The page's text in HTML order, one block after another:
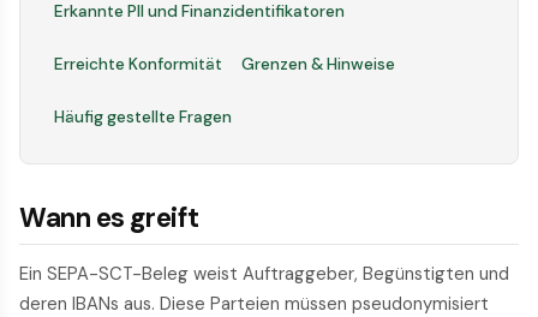
Erkannte PII und Finanzidentifikatoren
Erreichte Konformität Grenzen & Hinweise
Häufig gestellte Fragen
Wann es greift
Ein SEPA-SCT-Beleg weist Auftraggeber, Begünstigten und
deren IBANs aus. Diese Parteien müssen pseudonymisiert